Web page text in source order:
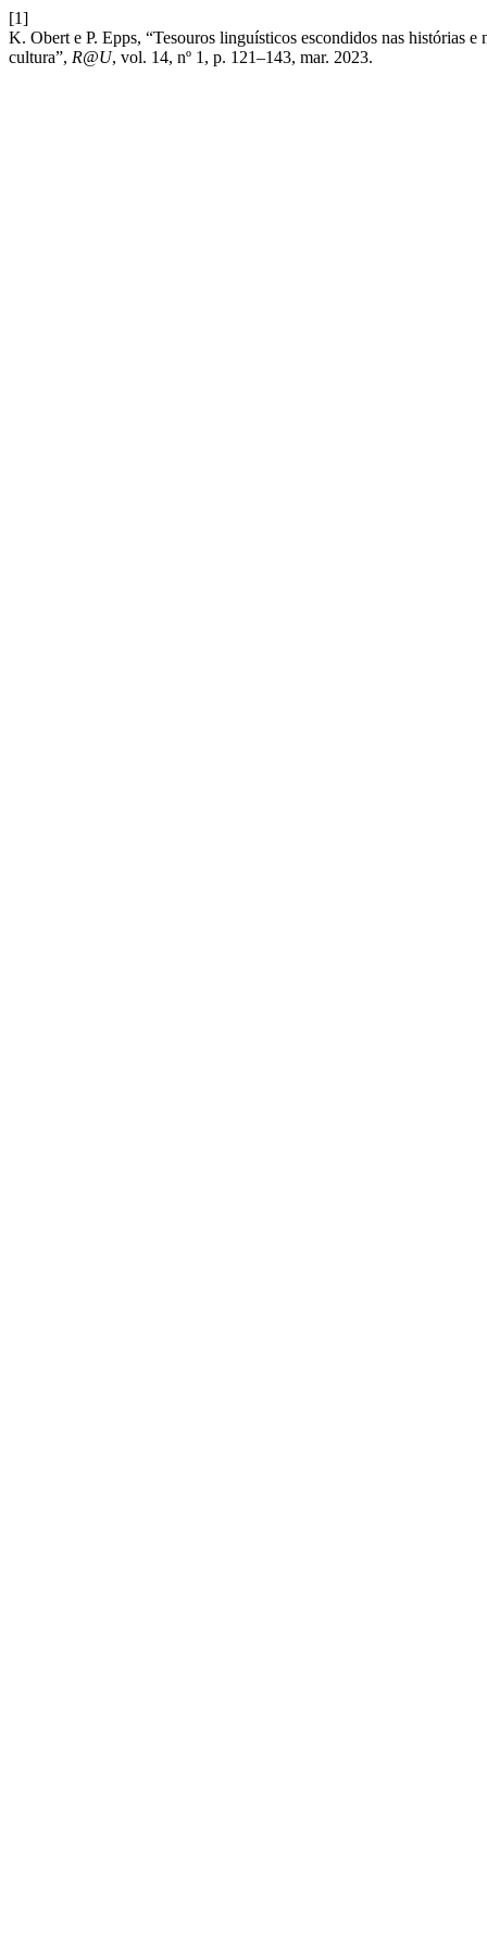
[1]
K. Obert e P. Epps, “Tesouros linguísticos escondidos nas histórias
cultura”, R@U, vol. 14, nº 1, p. 121–143, mar. 2023.